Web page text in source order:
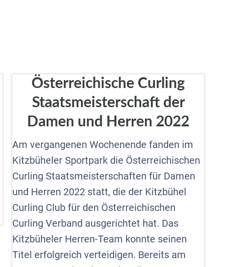
Österreichische Curling
Staatsmeisterschaft der
Damen und Herren 2022
Am vergangenen Wochenende fanden im
Kitzbüheler Sportpark die Österreichischen
Curling Staatsmeisterschaften für Damen
und Herren 2022 statt, die der Kitzbühel
Curling Club für den Österreichischen
Curling Verband ausgerichtet hat. Das
Kitzbüheler Herren-Team konnte seinen
Titel erfolgreich verteidigen. Bereits am